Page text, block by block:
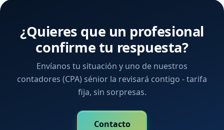
¿Quieres que un profesional
confirme tu respuesta?
Envíanos tu situación y uno de nuestros
contadores (CPA) sénior la revisará contigo - tarifa
fija, sin sorpresas.
Contacto